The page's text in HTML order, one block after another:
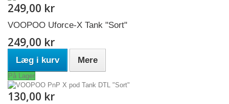
249,00 kr
VOOPOO Uforce-X Tank "Sort"
249,00 kr
Læg i kurv Mere
På Lager
130,00 kr